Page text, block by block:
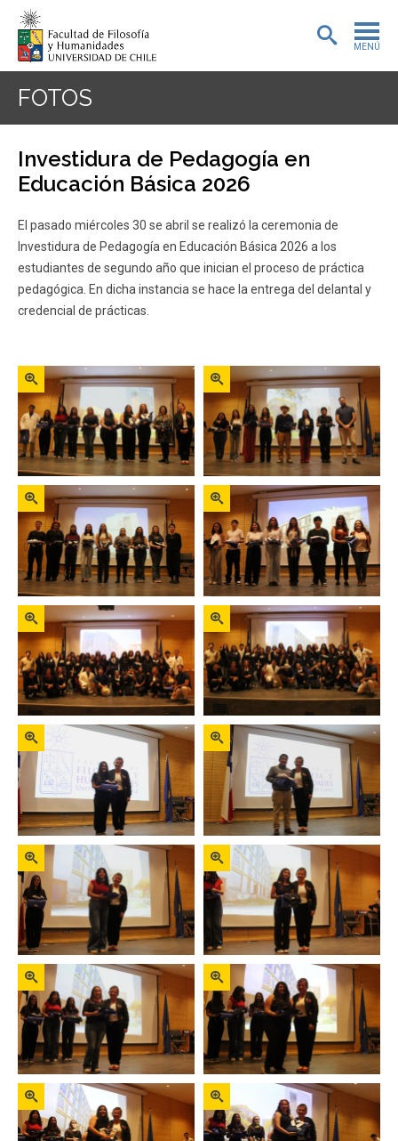
MENÚ
PREGRADO
INVESTIGACIÓN
EXTENSIÓN
DEPARTAMENTOS
FACULTAD
Estudiantes
Académicos
Funcionarios
Egresados
FOTOS
Investidura de Pedagogía en
Educación Básica 2026
El pasado miércoles 30 se abril se realizó la ceremonia de
Investidura de Pedagogía en Educación Básica 2026 a los
estudiantes de segundo año que inician el proceso de práctica
pedagógica. En dicha instancia se hace la entrega del delantal y
credencial de prácticas.
Zoom Zoom
Zoom Zoom
Zoom Zoom
Zoom Zoom
Zoom Zoom
Zoom Zoom
Zoom Zoom